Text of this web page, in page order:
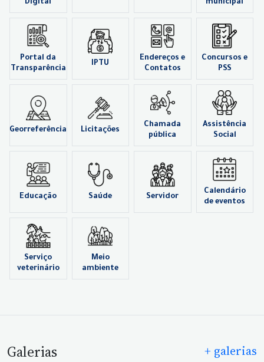
Digital municipal
Portal da
Transparência
IPTU
Endereços e
Contatos
Concursos e
PSS
Georreferência Licitações
Chamada
pública
Assistência
Social
Educação Saúde Servidor
Calendário
de eventos
Serviço
veterinário
Meio
ambiente
Galerias + galerias